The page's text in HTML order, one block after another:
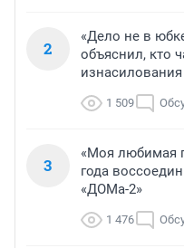
2
«Дело не в
объяснил, кто
изнасилования
1 509
3
«Моя любимая
года
«ДОМа-2»
1 476